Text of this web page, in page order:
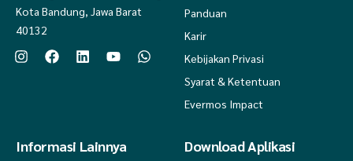
Kota Bandung, Jawa Barat
40132
Panduan
Karir
Kebijakan Privasi
Syarat & Ketentuan
Evermos Impact
Informasi Lainnya Download Aplikasi